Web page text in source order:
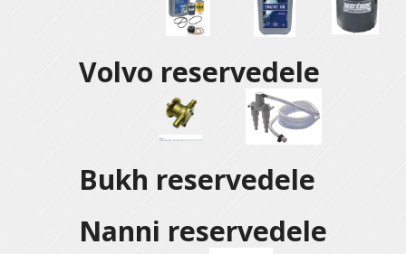
Volvo reservedele
Bukh reservedele
Nanni reservedele